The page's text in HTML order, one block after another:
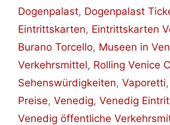
Dogenpalast, Dogenpalast
Eintrittskarten, Eintrittskarten
Burano Torcello, Museen in
Verkehrsmittel, Rolling Venice
Sehenswürdigkeiten, Vaporetti,
Preise, Venedig, Venedig
Venedig öffentliche